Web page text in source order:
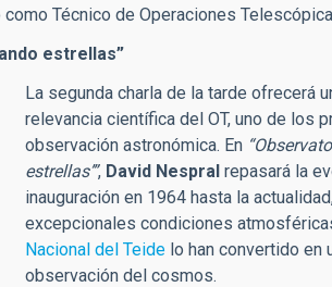
Técnico de Operaciones
estrellas”
La segunda charla de la tarde ofrecerá
relevancia científica del OT, uno de los
observación astronómica. En
estrellas’”, David Nespral repasará la
inauguración en 1964 hasta la
excepcionales condiciones
Nacional del Teide lo han convertido en
observación del cosmos.